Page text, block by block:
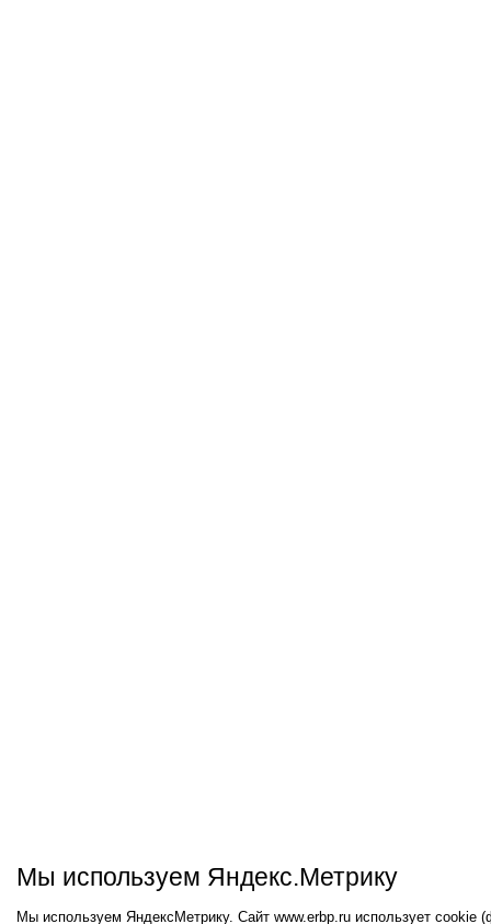
Мы используем Яндекс.Метрику
Мы используем ЯндексМетрику. Сайт www.erbp.ru использует